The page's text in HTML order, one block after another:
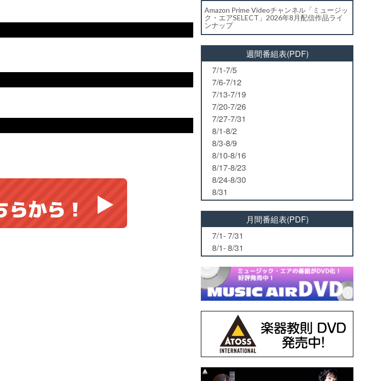
Amazon Prime Videoチャンネル「ミュージッ
ク・エアSELECT」2026年8月配信作品ライ
ンナップ
週間番組表(PDF)
7/1-7/5
7/6-7/12
7/13-7/19
7/20-7/26
7/27-7/31
8/1-8/2
8/3-8/9
8/10-8/16
8/17-8/23
8/24-8/30
8/31
月間番組表(PDF)
7/1- 7/31
8/1- 8/31